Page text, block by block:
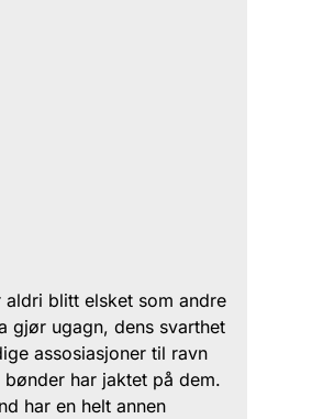
aldri blitt elsket som andre
gjør ugagn, dens svarthet
assosiasjoner til ravn
har jaktet på dem.
har en helt annen